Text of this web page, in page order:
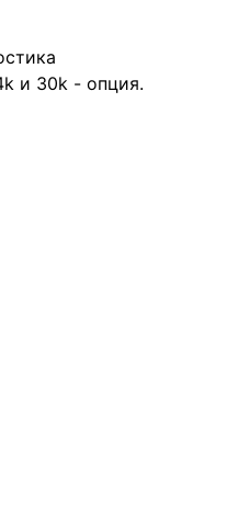
и 30k - опция.